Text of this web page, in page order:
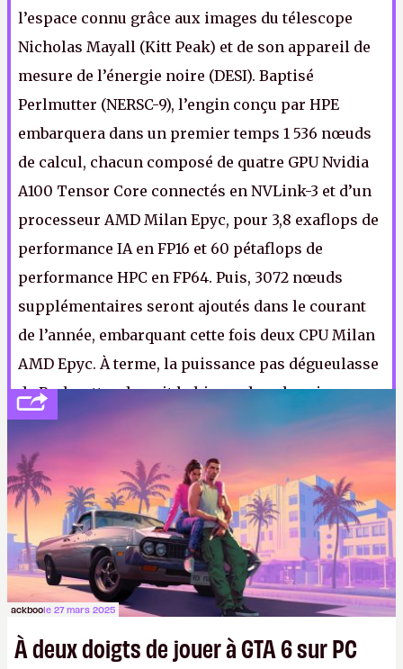
l’espace connu grâce aux images du télescope
Nicholas Mayall (Kitt Peak) et de son appareil de
mesure de l’énergie noire (DESI). Baptisé
Perlmutter (NERSC-9), l’engin conçu par HPE
embarquera dans un premier temps 1 536 nœuds
de calcul, chacun composé de quatre GPU Nvidia
A100 Tensor Core connectés en NVLink-3 et d’un
processeur AMD Milan Epyc, pour 3,8 exaflops de
performance IA en FP16 et 60 pétaflops de
performance HPC en FP64. Puis, 3072 nœuds
supplémentaires seront ajoutés dans le courant
de l’année, embarquant cette fois deux CPU Milan
AMD Epyc. À terme, la puissance pas dégueulasse
de Perlmutter devrait le hisser dans les cinq
premiers du classement Top 500 des
supercalculateurs de l'univers connu de l'espace
cosmologique.
ackboole 27 mars 2025
À deux doigts de jouer à GTA 6 sur PC